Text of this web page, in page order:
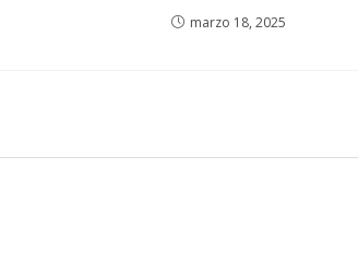
marzo 18, 2025